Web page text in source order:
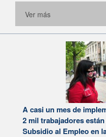
Ver más
A casi un mes de
2 mil trabajadores
Subsidio al Empleo en